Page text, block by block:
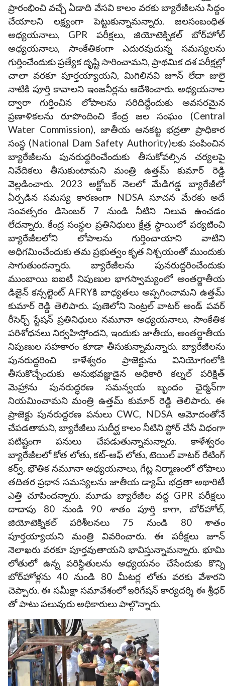
ప్రారంభించి వచ్చే ఏడాది వేసవి కాలం వరకు బ్యారేజీలను సిద్దం
చేయాలని లక్ష్యంగా పెట్టుకున్నామన్నారు. జలసంబంధిత
అధ్యయనాలు, GPR పరీక్షలు, జియోటెక్నికల్ బోర్‌హోల్
అధ్యయనాలు, సాంకేతికంగా ఎదురవుదున్న సమస్యలను
గుర్తించేందుకు ప్రత్యేక దృష్టి సారించామని, ప్రాథమిక దశ పరీక్షల్లో
చాలా వరకూ పూర్తయ్యాయని, మిగిలినవి జూన్ లేదా జులై
నాటికి పూర్తి కావాలని ఇంజనీర్లను ఆదేశించారు. అధ్యయనాల
ద్వారా గుర్తించిన లోపాలను సరిదిద్దేందుకు అవసరమైన
ప్రణాళికలను రూపొందించి కేంద్ర జల సంఘం (Central
Water Commission), జాతీయ ఆనకట్ట భద్రతా ప్రాధికార
సంస్థ (National Dam Safety Authority)లకు పంపించిన
బ్యారేజీలను పునరుద్దరించేందుకు తీసుకోవల్సిన చర్యలపై
నివేదికలు తీసుకుంటామని మంత్రి ఉత్తమ్ కుమార్ రెడ్డి
వెల్లడించారు. 2023 అక్టోబర్ నెలలో మేడిగడ్డ బ్యారేజీలో
ఏర్పడిన సమస్య కారణంగా NDSA సూచన మేరకు అదే
సంవత్సరం డిసెంబర్ 7 నుండి నీటిని నిలువ ఉంచడం
లేదన్నారు. కేంద్ర సంస్థల ప్రతినిధులు క్షేత్ర స్థాయిలో పర్యటించి
బ్యారేజీలలోని లోపాలను గుర్తించాయాని వాటిని
అధిగమించేందుకు తమ ప్రభుత్వం కృత నిశ్చయంతో ముందుకు
సాగుతుందన్నారు. బ్యారేజీలను పునరుద్దరించేందుకు
ముంబాయి ఐఐటీ నిపుణుల భాగస్వామ్యంలో అంతర్జాతీయ
డిజైన్ కన్సల్టెంట్ AFRYకి బాధ్యతలు అప్పగించామని ఉత్తమ్
కుమార్ రెడ్డి తెలిపారు. పుణెలోని సెంట్రల్ వాటర్ అండ్ పవర్
రీసెర్చ్ స్టేషన్ ప్రతినిధులు నమూనా అధ్యయనాలు, సాంకేతిక
పరిశోధనలు నిర్వహిస్తోందని, ఇందుకు జాతీయ, అంతర్జాతీయ
నిపుణుల సహకారం కూడా తీసుకున్నామన్నారు. బ్యారేజీలను
పునరుద్దరించి కాళేశ్వరం ప్రాజెక్టును వినియోగంలోకి
తీసుకొచ్చేందుకు అనుభవజ్ఞుడైన అధికారి కల్నల్ పరిక్షిత్
మెహ్రాను పునరుద్ధరణ సమన్వయ బృందం ఛైర్మన్‌గా
నియమించామని మంత్రి ఉత్తమ్ కుమార్ రెడ్డి తెలిపారు. ఈ
ప్రాజెక్టు పునరుద్దరణ పనులు CWC, NDSA ఆమోదంతోనే
చేపడతామని, బ్యారేజీలు సుదీర్ఘ కాలం నీటిని స్టోర్ చేసే విధంగా
పటిష్టంగా పనులు చేపడుతున్నామన్నారు. కాళేశ్వరం
బ్యారేజీలలో కోత లోతు, కట్-ఆఫ్ లోతు, టెయిల్ వాటర్ రేటింగ్
కర్వ్, భౌతిక నమూనా అధ్యయనాలు, గేట్ల నిర్మాణంలో లోపాలు
తదితర ప్రధాన సమస్యలను జాతీయ డ్యామ్ భద్రతా అథారిటీ
ఎత్తి చూపిందన్నారు. మూడు బ్యారేజీల వద్ద GPR పరీక్షలు
దాదాపు 80 నుండి 90 శాతం పూర్తి కాగా, బోర్‌హోల్,
జియోటెక్నికల్ పరిశీలనలు 75 నుండి 80 శాతం
పూర్తయ్యాయని మంత్రి వివరించారు. ఈ పరీక్షలు జూన్
నెలాఖరు వరకూ పూర్తవుతాయని భావిస్తున్నామన్నారు. భూమి
లోతులో ఉన్న పరిస్థితులను అధ్యయనం చేసేందుకు కొన్ని
బోర్‌హోళ్లను 40 నుండి 80 మీటర్ల లోతు వరకు వేశారని
చెప్పారు. ఈ సమీక్షా సమావేశంలో ఇరిగేషన్ కార్యదర్శి ఈ శ్రీధర్
తో పాటు పలువురు అధికారులు పాల్గొన్నారు.